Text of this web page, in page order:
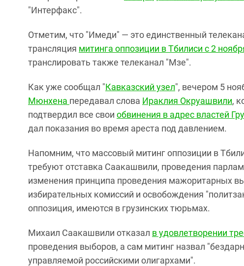
"Интерфакс".
Отметим, что "Имеди" — это единственный
трансляция митинга оппозиции в Тбилиси с 2
транслировать также телеканал "Мзе".
Как уже сообщал "Кавказский узел", вечером 5
Мюнхена передавал слова Ираклия Окруашвили,
подтвердил все свои обвинения в адрес властей
дал показания во время ареста под давлением.
Напомним, что массовый митинг оппозиции в
требуют отставка Саакашвили, проведения
изменения принципа проведения мажоритарных
избирательных комиссий и освобождения
оппозиция, имеются в грузинских тюрьмах.
Михаил Саакашвили отказал в удовлетворении
проведения выборов, а сам митинг назвал
управляемой российскими олигархами".